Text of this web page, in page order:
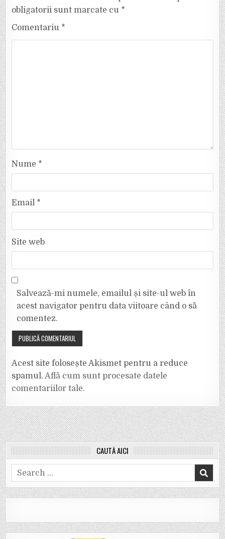
obligatorii sunt marcate cu *
Comentariu *
Nume *
Email *
Site web
Salvează-mi numele, emailul și site-ul web în
acest navigator pentru data viitoare când o să
comentez.
Acest site folosește Akismet pentru a reduce
spamul.Află cum sunt procesate datele
comentariilor tale.
CAUTĂ AICI
Search
for: